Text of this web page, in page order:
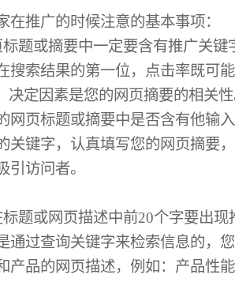
在推广的时候注意的基本事项：
题或摘要中一定要含有推广关键
搜索结果的第一位，点击率既可
决定因素是您的网页摘要的相关
网页标题或摘要中是否含有他输
关键字，认真填写您的网页摘要
引访问者。
题或网页描述中前20个字要出现
通过查询关键字来检索信息的，
产品的网页描述，例如：产品性